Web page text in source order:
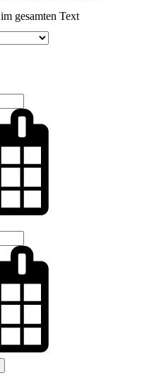
im gesamten Text